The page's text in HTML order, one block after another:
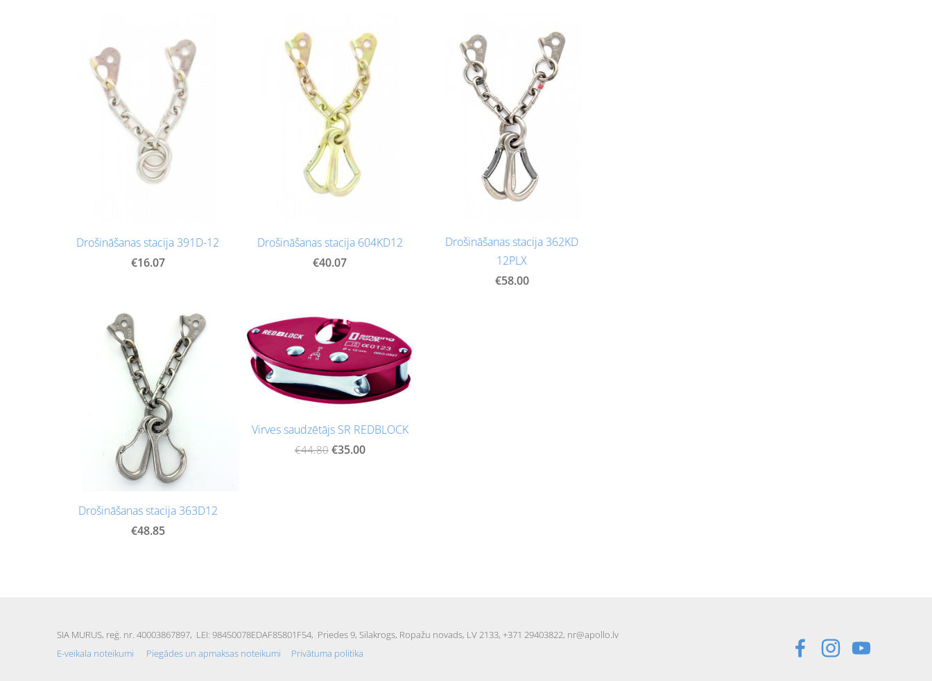
Drošināšanas stacija 391D-12
€16.07
Drošināšanas stacija 604KD12
€40.07
Drošināšanas stacija 362KD
12PLX
€58.00
Drošināšanas stacija 363D12
€48.85
Virves saudzētājs SR REDBLOCK
€44.80 €35.00
SIA MURUS, reģ. nr. 40003867897, LEI: 98450078EDAF85801F54, Priedes 9, Silakrogs, Ropažu novads, LV 2133, +371 29403822, nr@apollo.lv
E-veikala noteikumi
Piegādes un apmaksas noteikumi Privātuma politika